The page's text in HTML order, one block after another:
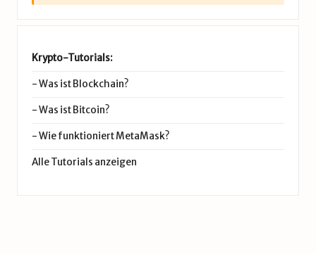
Krypto-Tutorials:
-Was ist Blockchain?
-Was ist Bitcoin?
-Wie funktioniert MetaMask?
Alle Tutorials anzeigen